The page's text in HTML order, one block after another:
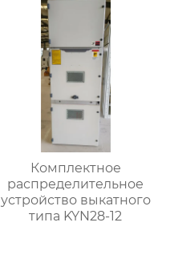
Комплектное
распределительное
устройство выкатного
типа KYN28-12